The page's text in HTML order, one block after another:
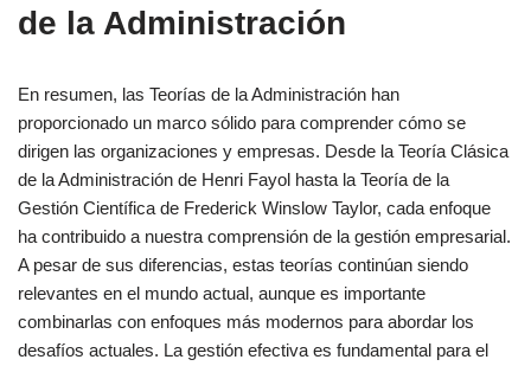
de la Administración
En resumen, las Teorías de la Administración han
proporcionado un marco sólido para comprender cómo se
dirigen las organizaciones y empresas. Desde la Teoría Clásica
de la Administración de Henri Fayol hasta la Teoría de la
Gestión Científica de Frederick Winslow Taylor, cada enfoque
ha contribuido a nuestra comprensión de la gestión empresarial.
A pesar de sus diferencias, estas teorías continúan siendo
relevantes en el mundo actual, aunque es importante
combinarlas con enfoques más modernos para abordar los
desafíos actuales. La gestión efectiva es fundamental para el